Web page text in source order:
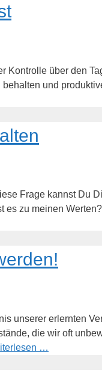
Kontrolle über den
und
Frage kannst Du
zu meinen
unserer erlernten
die wir oft
…